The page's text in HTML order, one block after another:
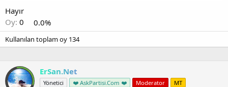
ş
l
a
t
a
a
r
i
h
Hayır
Oy: 0 0.0%
Kullanılan toplam oy 134
ErSan.Net
Yönetici ❤️ AskPartisi.Com ❤️ Moderator MT